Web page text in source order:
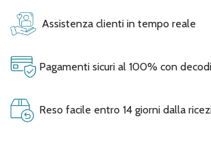
Assistenza clienti in tempo reale
Pagamenti sicuri al 100% con
Reso facile entro 14 giorni dalla